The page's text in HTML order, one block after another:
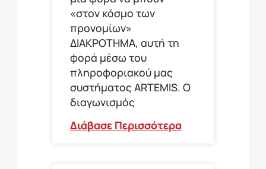
«στον κόσμο των
προνομίων»
ΔΙΑΚΡΟΤΗΜΑ, αυτή τη
φορά μέσω του
πληροφοριακού μας
συστήματος ARTEMIS. Ο
διαγωνισμός
Διάβασε Περισσότερα